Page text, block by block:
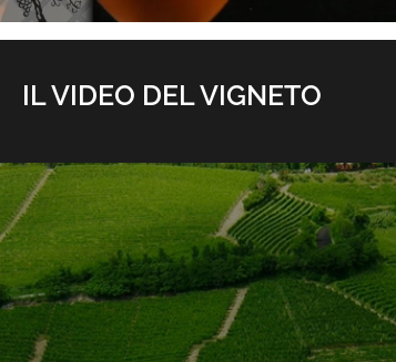
IL VIDEO DEL VIGNETO